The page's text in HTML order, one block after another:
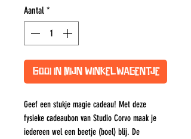
Aantal *
Gooi in mijn winkelwagentje
Geef een stukje magie cadeau! Met deze
fysieke cadeaubon van Studio Corvo maak je
iedereen wel een beetje (boel) blij. De